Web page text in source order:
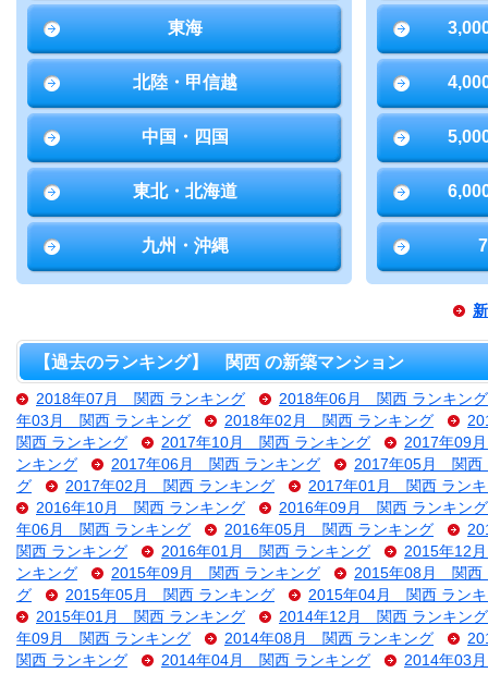
東海
北陸・甲信越
中国・四国
東北・北海道
九州・沖縄
【過去のランキング】 関西 の新築マンション
2018年07月 関西 ランキング
2018年06月 関西 ランキング
年03月 関西 ランキング
2018年02月 関西 ランキング
関西 ランキング
2017年10月 関西 ランキング
2017年09
ンキング
2017年06月 関西 ランキング
2017年05月 関西
グ
2017年02月 関西 ランキング
2017年01月 関西 ランキ
2016年10月 関西 ランキング
2016年09月 関西 ランキング
年06月 関西 ランキング
2016年05月 関西 ランキング
関西 ランキング
2016年01月 関西 ランキング
2015年12
ンキング
2015年09月 関西 ランキング
2015年08月 関西
グ
2015年05月 関西 ランキング
2015年04月 関西 ランキ
2015年01月 関西 ランキング
2014年12月 関西 ランキング
年09月 関西 ランキング
2014年08月 関西 ランキング
関西 ランキング
2014年04月 関西 ランキング
2014年03